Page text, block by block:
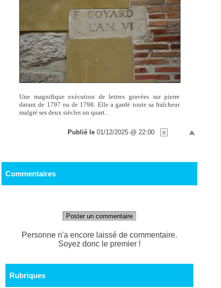
Une magnifique exécution de lettres gravées sur pierre
datant de 1797 ou de 1798. Elle a gardé toute sa fraîcheur
malgré ses deux siècles un quart..
Publié le 01/12/2025 @ 22:00
Commentaires
Poster un commentaire
Personne n'a encore laissé de commentaire.
Soyez donc le premier !
Rubriques